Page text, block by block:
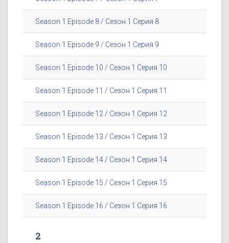
Season 1 Episode 8 / Сезон 1 Серия 8
Season 1 Episode 9 / Сезон 1 Серия 9
Season 1 Episode 10 / Сезон 1 Серия 10
Season 1 Episode 11 / Сезон 1 Серия 11
Season 1 Episode 12 / Сезон 1 Серия 12
Season 1 Episode 13 / Сезон 1 Серия 13
Season 1 Episode 14 / Сезон 1 Серия 14
Season 1 Episode 15 / Сезон 1 Серия 15
Season 1 Episode 16 / Сезон 1 Серия 16
2